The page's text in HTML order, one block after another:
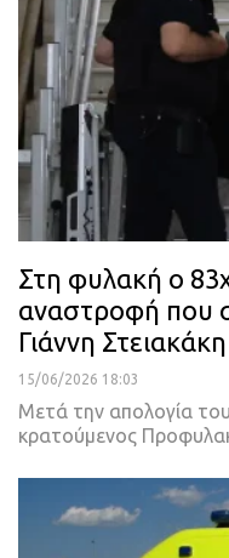
Στη φυλακή ο
αναστροφή που
Γιάννη Στειακάκη
15/06/2026 18:03
Μετά την απολογία
κρατούμενος